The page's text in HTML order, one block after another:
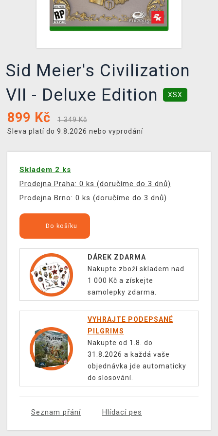
Sid Meier's Civilization
VII - Deluxe Edition
XSX
899 Kč
1 349 Kč
Sleva platí do 9.8.2026 nebo vyprodání
Skladem 2 ks
Prodejna Praha: 0 ks (doručíme do 3 dnů)
Prodejna Brno: 0 ks (doručíme do 3 dnů)
Do košíku
DÁREK ZDARMA
Nakupte zboží skladem nad
1 000 Kč a získejte
samolepky zdarma.
VYHRAJTE PODEPSANÉ
PILGRIMS
Nakupte od 1.8. do
31.8.2026 a každá vaše
objednávka jde automaticky
do slosování.
Seznam přání Hlídací pes